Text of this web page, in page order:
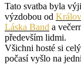
Tato svatba byla
výzdobou od
Láska Band a
především lidmi.
Všichni hosté si
počasí vyšlo na